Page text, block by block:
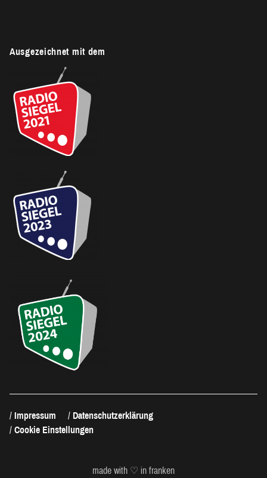
Ausgezeichnet mit dem
Impressum
Datenschutzerklärung
Cookie Einstellungen
made with ♡ in franken